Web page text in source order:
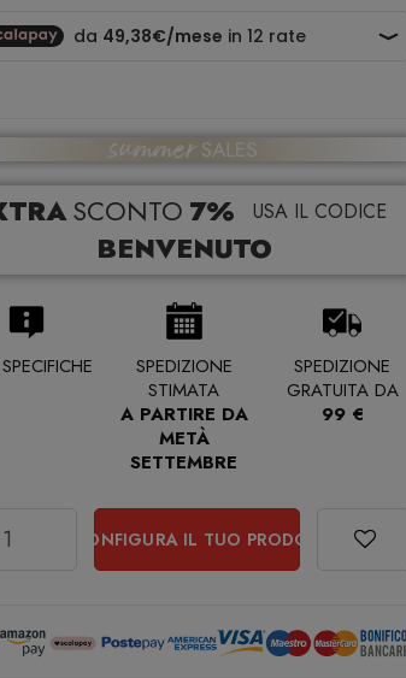
SCONTO 7% USA IL CODICE
BENVENUTO
SPEDIZIONE
STIMATA
A PARTIRE DA
METÀ
SETTEMBRE
SPEDIZIONE
GRATUITA DA
99 €
CONFIGURA IL TUO PRODOTTO